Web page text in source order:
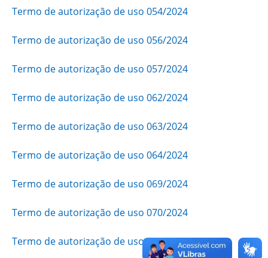
Termo de autorização de uso 054/2024
Termo de autorização de uso 056/2024
Termo de autorização de uso 057/2024
Termo de autorização de uso 062/2024
Termo de autorização de uso 063/2024
Termo de autorização de uso 064/2024
Termo de autorização de uso 069/2024
Termo de autorização de uso 070/2024
Termo de autorização de uso 071/2024